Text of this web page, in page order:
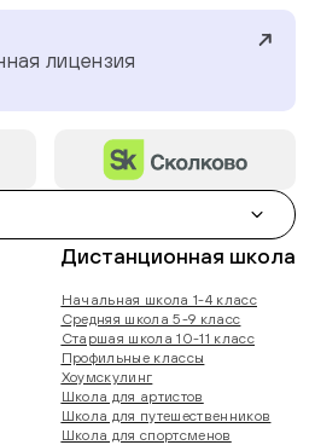
лицензия
Дистанционная школа
Начальная школа 1-4 класс
Средняя школа 5-9 класс
Старшая школа 10-11 класс
Профильные классы
Хоумскулинг
Школа для артистов
Школа для путешественников
Школа для спортсменов